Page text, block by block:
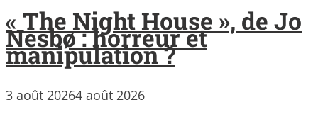
« The Night House », de Jo
Nesbø : horreur et
manipulation ?
3 août 20264 août 2026